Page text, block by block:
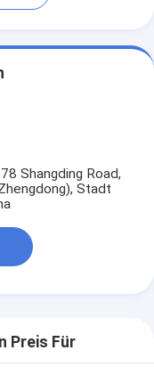
Shangding Road,
Stadt
Preis Für